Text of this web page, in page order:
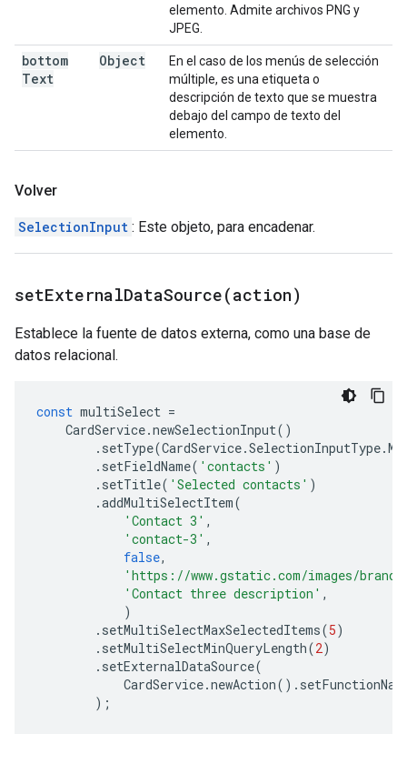
elemento. Admite archivos PNG y
JPEG.
bottom
Text
Object
En el caso de los menús de selección
múltiple, es una etiqueta o
descripción de texto que se muestra
debajo del campo de texto del
elemento.
Volver
SelectionInput : Este objeto, para encadenar.
setExternalDataSource(action)
Establece la fuente de datos externa, como una base de
datos relacional.
const multiSelect =
CardService.newSelectionInput()
. setType(CardService.SelectionInputType.
. setFieldName( 'contacts' )
. setTitle( 'Selected contacts' )
.addMultiSelectItem(
'Contact 3' ,
'contact-3' ,
false,
'https://www.gstatic.com/images/
'Contact three description' ,
)
. setMultiSelectMaxSelectedItems(5)
. setMultiSelectMinQueryLength(2)
. setExternalDataSource(
CardService.newAction().
);